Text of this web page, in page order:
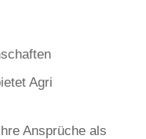
Agri
Ansprüche als